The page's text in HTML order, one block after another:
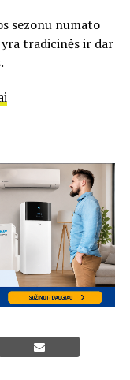
sezonu numato
tradicinės ir dar